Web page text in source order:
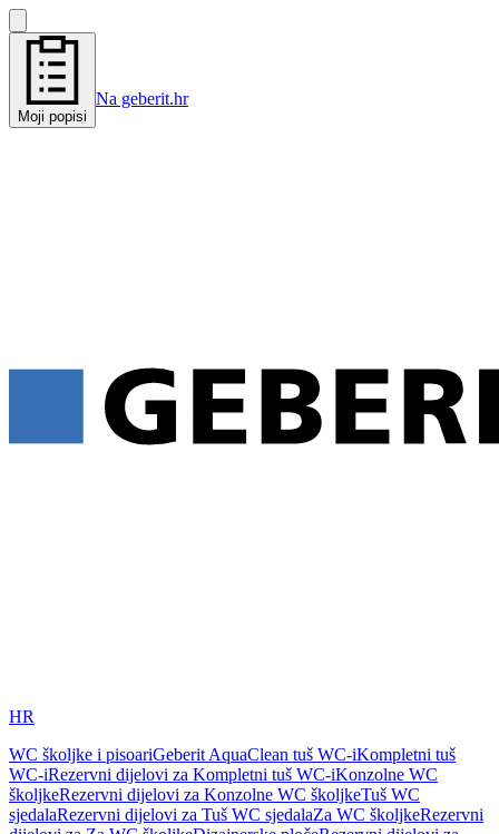
Moji popisi
Na geberit.hr
HR
WC školjke i pisoariGeberit AquaClean tuš WC-iKompletni tuš
WC-iRezervni dijelovi za Kompletni tuš WC-iKonzolne WC
školjkeRezervni dijelovi za Konzolne WC školjkeTuš WC
sjedalaRezervni dijelovi za Tuš WC sjedalaZa WC školjkeRezervni